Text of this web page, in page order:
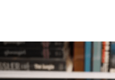
🎲 Board Game
📅 สินค้าอื่นๆ